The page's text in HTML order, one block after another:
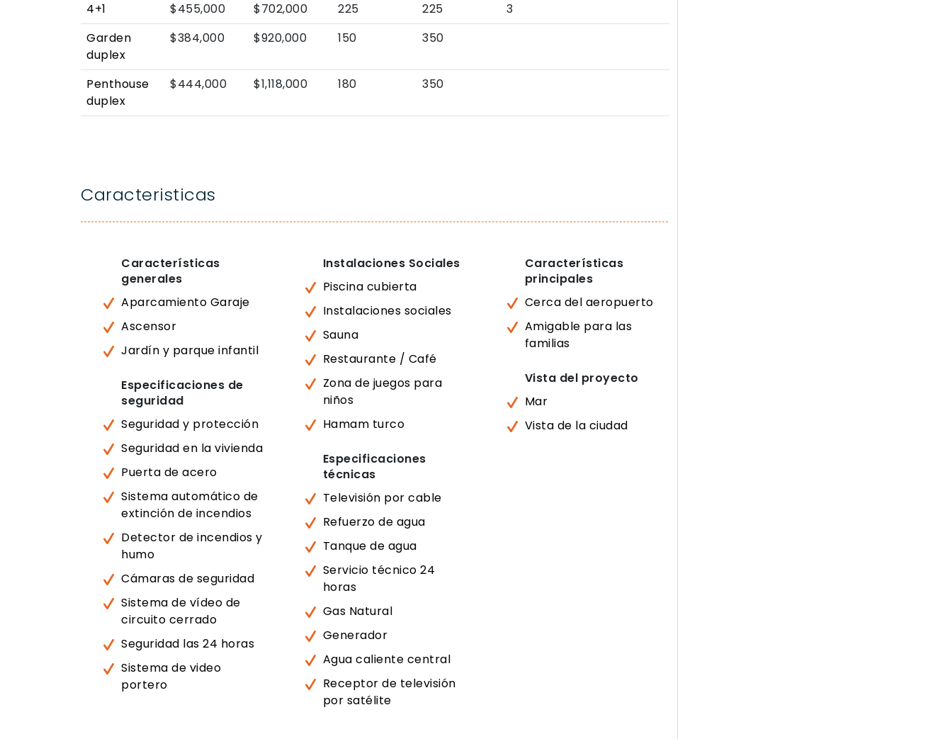
4+1
$455,000 $702,000 225 225
3
Garden
duplex
$384,000 $920,000 150 350
Penthouse
duplex
$444,000 $1,118,000 180 350
Caracteristicas
Características
generales
Aparcamiento Garaje
Ascensor
Jardín y parque infantil
Especificaciones de
seguridad
Seguridad y protección
Seguridad en la vivienda
Puerta de acero
Sistema automático de
extinción de incendios
Detector de incendios y
humo
Cámaras de seguridad
Sistema de vídeo de
circuito cerrado
Seguridad las 24 horas
Sistema de video
portero
Instalaciones Sociales
Piscina cubierta
Instalaciones sociales
Sauna
Restaurante / Café
Zona de juegos para
niños
Hamam turco
Especificaciones
técnicas
Televisión por cable
Refuerzo de agua
Tanque de agua
Servicio técnico 24
horas
Gas Natural
Generador
Agua caliente central
Receptor de televisión
por satélite
Características
principales
Cerca del aeropuerto
Amigable para las
familias
Vista del proyecto
Mar
Vista de la ciudad